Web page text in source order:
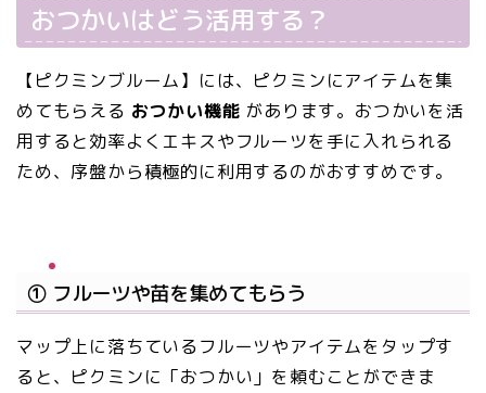
おつかいはどう活用する？
【ピクミンブルーム】には、ピクミンにアイテムを集
めてもらえる おつかい機能 があります。おつかいを活
用すると効率よくエキスやフルーツを手に入れられる
ため、序盤から積極的に利用するのがおすすめです。
① フルーツや苗を集めてもらう
マップ上に落ちているフルーツやアイテムをタップす
ると、ピクミンに「おつかい」を頼むことができま